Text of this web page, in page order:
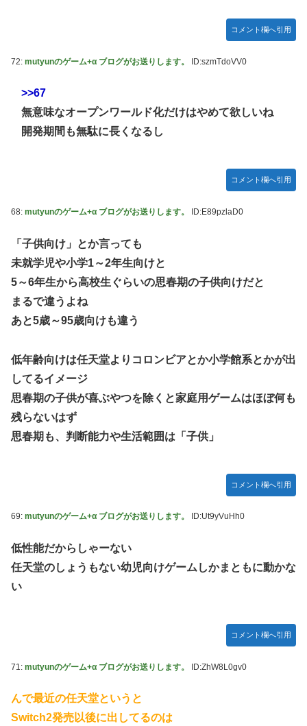
コメント欄へ引用
72: mutyunのゲーム+α ブログがお送りします。 ID:szmTdoVV0
>>67
無意味なオープンワールド化だけはやめて欲しいね
開発期間も無駄に長くなるし
コメント欄へ引用
68: mutyunのゲーム+α ブログがお送りします。 ID:E89pzlaD0
「子供向け」とか言っても
未就学児や小学1～2年生向けと
5～6年生から高校生ぐらいの思春期の子供向けだと
まるで違うよね
あと5歳～95歳向けも違う
低年齢向けは任天堂よりコロンビアとか小学館系とかが出
してるイメージ
思春期の子供が喜ぶやつを除くと家庭用ゲームはほぼ何も
残らないはず
思春期も、判断能力や生活範囲は「子供」
コメント欄へ引用
69: mutyunのゲーム+α ブログがお送りします。 ID:Ut9yVuHh0
低性能だからしゃーない
任天堂のしょうもない幼児向けゲームしかまともに動かな
い
コメント欄へ引用
71: mutyunのゲーム+α ブログがお送りします。 ID:ZhW8L0gv0
んで最近の任天堂というと
Switch2発売以後に出してるのは